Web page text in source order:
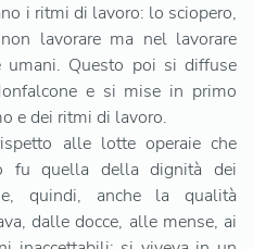
i ritmi di lavoro: lo sciopero,
lavorare ma nel lavorare
umani. Questo poi si diffuse
e si mise in primo
e dei ritmi di lavoro.
alle lotte operaie che
fu quella della dignità dei
quindi, anche la qualità
dalle docce, alle mense, ai